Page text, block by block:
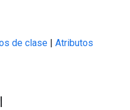
de clase | Atributos